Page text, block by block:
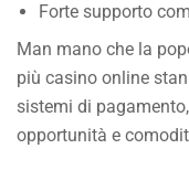
Forte supporto
Man mano che la
più casino online
sistemi di
opportunità e